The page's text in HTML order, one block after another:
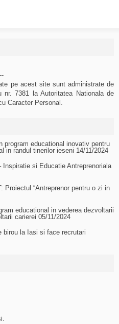
pe acest site sunt administrate de
nr. 7381 la Autoritatea Nationala de
Caracter Personal.
program educational inovativ pentru
in randul tinerilor ieseni 14/11/2024
Inspiratie si Educatie Antreprenoriala
Proiectul “Antreprenor pentru o zi in
educational in vederea dezvoltarii
carierei 05/11/2024
birou la Iasi si face recrutari